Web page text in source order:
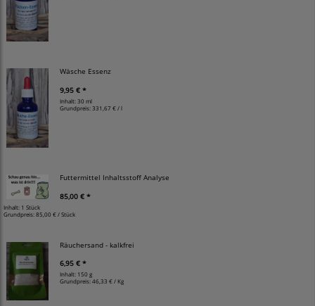
Wäsche Essenz
9,95 € *
Inhalt: 30 ml
Grundpreis:331,67 € / l
Futtermittel Inhaltsstoff Analyse
85,00 € *
Inhalt: 1 Stück
Grundpreis:85,00 € / Stück
Räuchersand - kalkfrei
6,95 € *
Inhalt: 150 g
Grundpreis:46,33 € / Kg